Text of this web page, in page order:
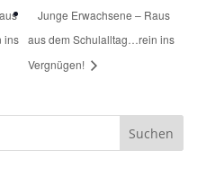
ins
Junge Erwachsene – Raus
aus dem Schulalltag…rein ins
Vergnügen!